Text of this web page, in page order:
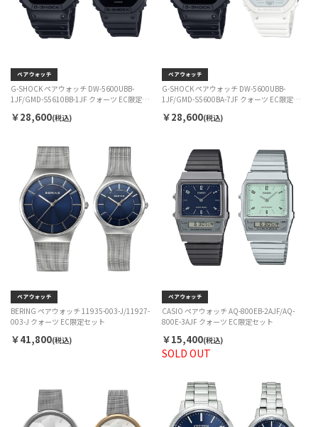
G-SHOCK ペアウォッチ DW-5600UBB-
1JF/GMD-S5610BB-1JF クォーツ EC限定セッ
￥28,600(税込)
G-SHOCK ペアウォッチ DW-5600UBB-
1JF/GMD-S5600BA-7JF クォーツ EC限定セッ
￥28,600(税込)
BERING ペアウォッチ 11935-003-J/11927-
003-J クォーツ EC限定セット
￥41,800(税込)
SOLD OUT
CASIO ペアウォッチ AQ-800EB-2AJF/AQ-
800E-3AJF クォーツ EC限定セット
￥15,400(税込)